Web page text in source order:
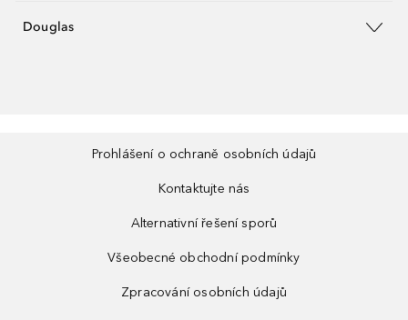
Douglas
Prohlášení o ochraně osobních údajů
Kontaktujte nás
Alternativní řešení sporů
Všeobecné obchodní podmínky
Zpracování osobních údajů